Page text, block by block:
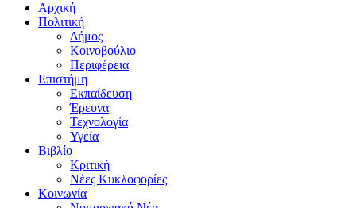
Αρχική
Πολιτική
Δήμος
Κοινοβούλιο
Περιφέρεια
Επιστήμη
Εκπαίδευση
Έρευνα
Τεχνολογία
Υγεία
Βιβλίο
Κριτική
Νέες Κυκλοφορίες
Κοινωνία